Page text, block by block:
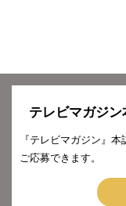
テレビマガジ
『テレビマガジン』
ご応募できます。